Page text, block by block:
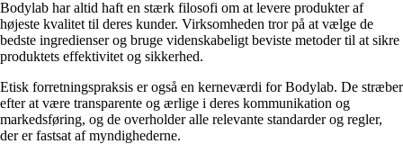
Bodylab har altid haft en stærk filosofi om at levere produkter af
højeste kvalitet til deres kunder. Virksomheden tror på at vælge de
bedste ingredienser og bruge videnskabeligt beviste metoder til at sikre
produktets effektivitet og sikkerhed.
Etisk forretningspraksis er også en kerneværdi for Bodylab. De stræber
efter at være transparente og ærlige i deres kommunikation og
markedsføring, og de overholder alle relevante standarder og regler,
der er fastsat af myndighederne.